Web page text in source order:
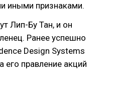
иными признаками.
Лип-Бу Тан, и он
Ранее успешно
Design Systems
его правление акций